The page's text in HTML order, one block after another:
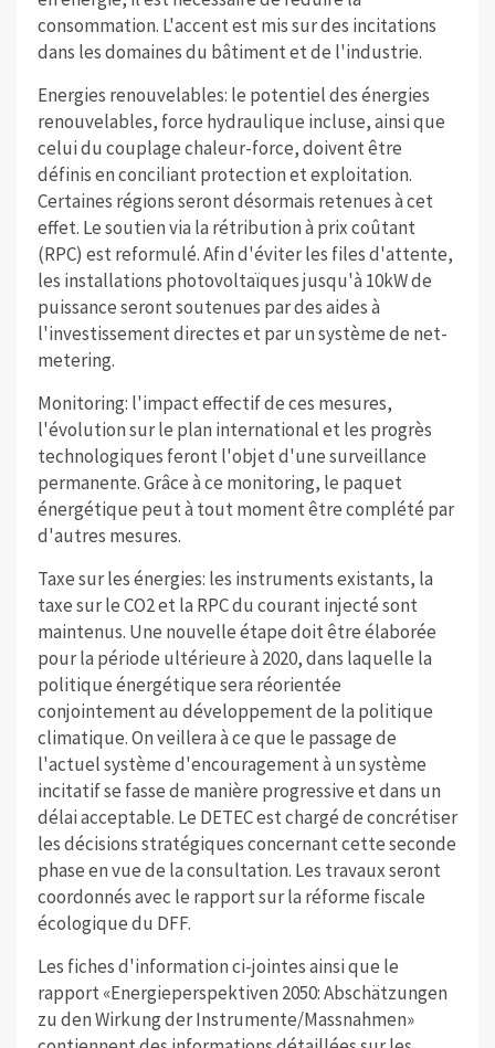
consommation. L'accent est mis sur des incitations
dans les domaines du bâtiment et de l'industrie.
Energies renouvelables: le potentiel des énergies
renouvelables, force hydraulique incluse, ainsi que
celui du couplage chaleur-force, doivent être
définis en conciliant protection et exploitation.
Certaines régions seront désormais retenues à cet
effet. Le soutien via la rétribution à prix coûtant
(RPC) est reformulé. Afin d'éviter les files d'attente,
les installations photovoltaïques jusqu'à 10kW de
puissance seront soutenues par des aides à
l'investissement directes et par un système de net-
metering.
Monitoring: l'impact effectif de ces mesures,
l'évolution sur le plan international et les progrès
technologiques feront l'objet d'une surveillance
permanente. Grâce à ce monitoring, le paquet
énergétique peut à tout moment être complété par
d'autres mesures.
Taxe sur les énergies: les instruments existants, la
taxe sur le CO2 et la RPC du courant injecté sont
maintenus. Une nouvelle étape doit être élaborée
pour la période ultérieure à 2020, dans laquelle la
politique énergétique sera réorientée
conjointement au développement de la politique
climatique. On veillera à ce que le passage de
l'actuel système d'encouragement à un système
incitatif se fasse de manière progressive et dans un
délai acceptable. Le DETEC est chargé de concrétiser
les décisions stratégiques concernant cette seconde
phase en vue de la consultation. Les travaux seront
coordonnés avec le rapport sur la réforme fiscale
écologique du DFF.
Les fiches d'information ci-jointes ainsi que le
rapport «Energieperspektiven 2050: Abschätzungen
zu den Wirkung der Instrumente/Massnahmen»